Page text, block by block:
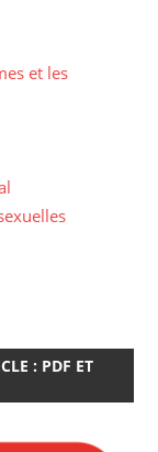
et les
: PDF ET